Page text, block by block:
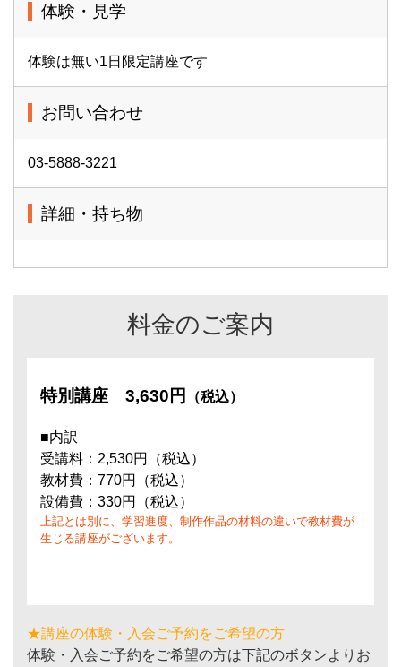
体験・見学
体験は無い1日限定講座です
お問い合わせ
03-5888-3221
詳細・持ち物
料金のご案内
特別講座 3,630円 （税込）
■内訳
受講料：2,530円（税込）
教材費：770円（税込）
設備費：330円（税込）
上記とは別に、学習進度、制作作品の材料の違いで教材費が
生じる講座がございます。
★講座の体験・入会ご予約をご希望の方
体験・入会ご予約をご希望の方は下記のボタンよりお